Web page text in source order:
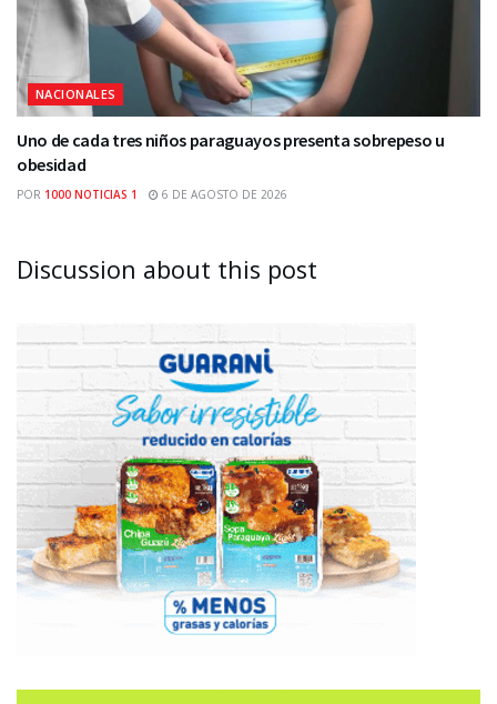
NACIONALES
Uno de cada tres niños paraguayos presenta sobrepeso u
obesidad
POR 1000 NOTICIAS 1 6 DE AGOSTO DE 2026
Discussion about this post